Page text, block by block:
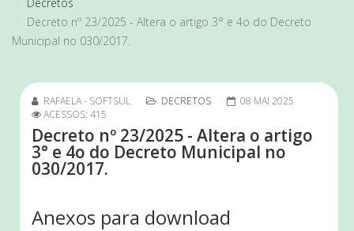
Decreto nº 23/2025 - Altera o artigo 3° e 4o do Decreto
Municipal no 030/2017.
RAFAELA - SOFTSUL DECRETOS
08 MAI 2025
ACESSOS: 415
Decreto nº 23/2025 - Altera o artigo
3° e 4o do Decreto Municipal no
030/2017.
Anexos para download